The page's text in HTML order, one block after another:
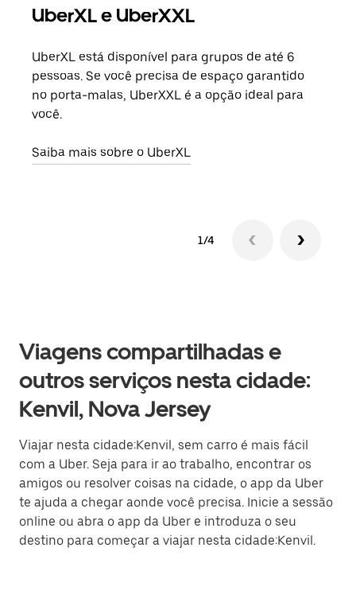
UberXL e UberXXL
UberXL está disponível para grupos de até 6
pessoas. Se você precisa de espaço garantido
no porta-malas, UberXXL é a opção ideal para
você.
Saiba mais sobre o UberXL
1/4
Viagens compartilhadas e
outros serviços nesta cidade:
Kenvil, Nova Jersey
Viajar nesta cidade:Kenvil, sem carro é mais fácil
com a Uber. Seja para ir ao trabalho, encontrar os
amigos ou resolver coisas na cidade, o app da Uber
te ajuda a chegar aonde você precisa. Inicie a sessão
online ou abra o app da Uber e introduza o seu
destino para começar a viajar nesta cidade:Kenvil.